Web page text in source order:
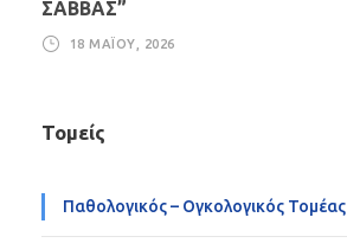
ΣΑΒΒΑΣ”
18 ΜΑΪ́ΟΥ, 2026
Τομείς
Παθολογικός – Ογκολογικός Τομέας